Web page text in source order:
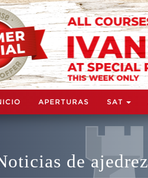
APERTURAS SAT
de ajedrez